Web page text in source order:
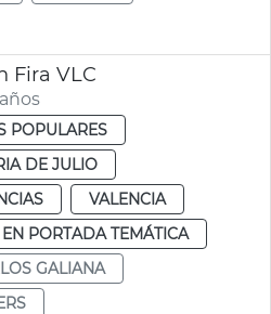
Fira VLC
POPULARES
DE JULIO
VALENCIA
EN PORTADA TEMÁTICA
GALIANA